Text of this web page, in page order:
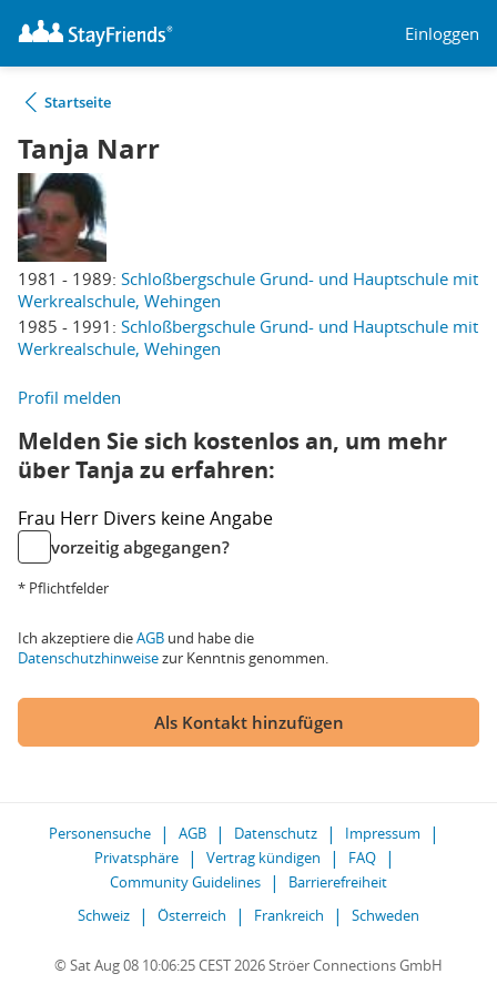
Einloggen
Startseite
Tanja Narr
1981 - 1989: Schloßbergschule Grund- und Hauptschule mit
Werkrealschule, Wehingen
1985 - 1991: Schloßbergschule Grund- und Hauptschule mit
Werkrealschule, Wehingen
Profil melden
Melden Sie sich kostenlos an, um mehr
über Tanja zu erfahren:
Frau Herr Divers keine Angabe
vorzeitig abgegangen?
* Pflichtfelder
Ich akzeptiere dieAGB und habe die
Datenschutzhinweisezur Kenntnis genommen.
Als Kontakt hinzufügen
Personensuche AGB Datenschutz
Impressum
Privatsphäre
Vertrag kündigen
FAQ
Community Guidelines
Barrierefreiheit
Schweiz
Österreich Frankreich Schweden
© Sat Aug 08 10:06:25 CEST 2026 Ströer Connections GmbH